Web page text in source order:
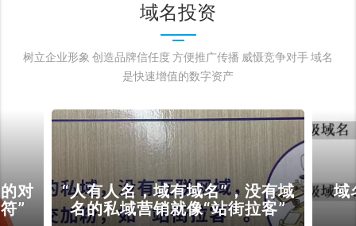
域名投资
树立企业形象 创造品牌信任度 方便推广传播 威慑竞争对手 域名
是快速增值的数字资产
对
”
“人有人名，域有域名”，没有域
名的私域营销就像“站街拉客”
域